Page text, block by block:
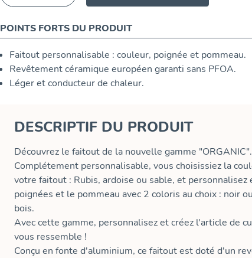
POINTS FORTS DU PRODUIT
Faitout personnalisable : couleur, poignée et pommeau.
Revêtement céramique européen garanti sans PFOA.
Léger et conducteur de chaleur.
DESCRIPTIF DU PRODUIT
Découvrez le faitout de la nouvelle gamme "ORGANIC".
Complétement personnalisable, vous choisissiez la
votre faitout : Rubis, ardoise ou sable, et personnalisez
poignées et le pommeau avec 2 coloris au choix : noir
bois.
Avec cette gamme, personnalisez et créez l'article de
vous ressemble !
Conçu en fonte d'aluminium, ce faitout est doté d'un